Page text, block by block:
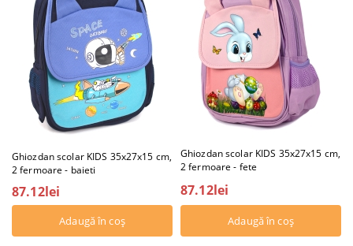
Ghiozdan scolar KIDS 35x27x15 cm,
2 fermoare - baieti
87.12lei
Ghiozdan scolar KIDS 35x27x15 cm,
2 fermoare - fete
87.12lei